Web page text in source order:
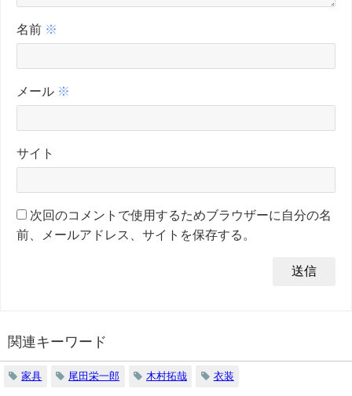
名前 ※
メール ※
サイト
次回のコメントで使用するためブラウザーに自分の名
前、メールアドレス、サイトを保存する。
関連キーワード
家具 尾田栄一郎 木村拓哉 衣装